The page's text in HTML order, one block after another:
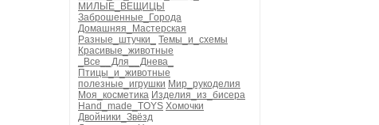
МИЛЫЕ_ВЕЩИЦЫ
Заброшенные_Города
Домашняя_Мастерская
Разные_штучки_
Темы_и_схемы
Красивые_животные
_Все__Для__Днева_
Птицы_и_животные
полезные_игрушки Мир_рукоделия
Моя_косметика Изделия_из_бисера
Hand_made_TOYS Хомочки
Двойники_Звёзд